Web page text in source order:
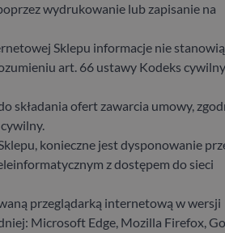
wydrukowanie lub zapisanie na
Sklepu informacje nie stanowią
art. 66 ustawy Kodeks
składania ofert zawarcia umowy,
konieczne jest dysponowanie
z dostępem do sieci
przeglądarką internetową w wersji
Microsoft Edge, Mozilla Firefox,